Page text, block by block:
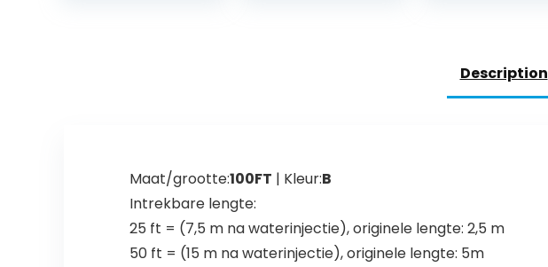
Description
Maat/grootte:100FT | Kleur:B
Intrekbare lengte:
25 ft = (7,5 m na waterinjectie), originele lengte: 2,5 m
50 ft = (15 m na waterinjectie), originele lengte: 5m